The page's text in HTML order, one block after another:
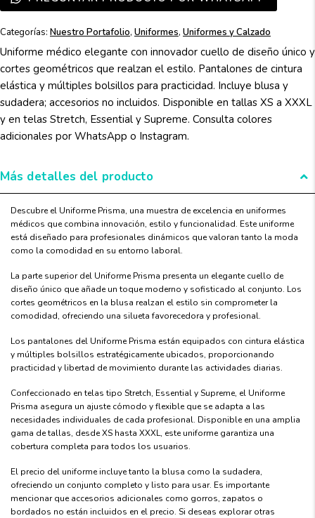
Categorías: Nuestro Portafolio, Uniformes, Uniformes y Calzado
Uniforme médico elegante con innovador cuello de diseño único y
cortes geométricos que realzan el estilo. Pantalones de cintura
elástica y múltiples bolsillos para practicidad. Incluye blusa y
sudadera; accesorios no incluidos. Disponible en tallas XS a XXXL
y en telas Stretch, Essential y Supreme. Consulta colores
adicionales por WhatsApp o Instagram.
Más detalles del producto
Descubre el Uniforme Prisma, una muestra de excelencia en uniformes
médicos que combina innovación, estilo y funcionalidad. Este uniforme
está diseñado para profesionales dinámicos que valoran tanto la moda
como la comodidad en su entorno laboral.
La parte superior del Uniforme Prisma presenta un elegante cuello de
diseño único que añade un toque moderno y sofisticado al conjunto. Los
cortes geométricos en la blusa realzan el estilo sin comprometer la
comodidad, ofreciendo una silueta favorecedora y profesional.
Los pantalones del Uniforme Prisma están equipados con cintura elástica
y múltiples bolsillos estratégicamente ubicados, proporcionando
practicidad y libertad de movimiento durante las actividades diarias.
Confeccionado en telas tipo Stretch, Essential y Supreme, el Uniforme
Prisma asegura un ajuste cómodo y flexible que se adapta a las
necesidades individuales de cada profesional. Disponible en una amplia
gama de tallas, desde XS hasta XXXL, este uniforme garantiza una
cobertura completa para todos los usuarios.
El precio del uniforme incluye tanto la blusa como la sudadera,
ofreciendo un conjunto completo y listo para usar. Es importante
mencionar que accesorios adicionales como gorros, zapatos o
bordados no están incluidos en el precio. Si deseas explorar otras